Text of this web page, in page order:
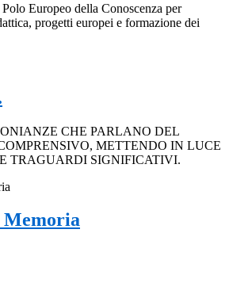
Europeo della Conoscenza per
progetti europei e formazione dei
CHE PARLANO DEL
METTENDO IN LUCE
TRAGUARDI SIGNIFICATIVI.
Memoria